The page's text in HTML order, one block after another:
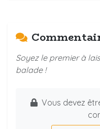
Soyez le premier à
balade !
Vous devez